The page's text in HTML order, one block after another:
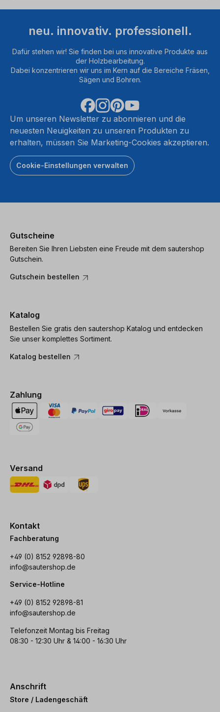
neu. innovativ. professionell.
Dafür stehen wir! Sie finden bei uns innovative Produkte aus
der Holzbearbeitung.
Dabei konzentrieren wir uns im Kern auf die Bereiche Fräsen,
Sägen und Bohren.
Um unseren Newsletter zu abonnieren und die
neuesten Neuigkeiten zu unseren Produkten zu
erhalten, müssen Sie Marketing-Cookies akzeptieren.
Cookie-Einstellungen verwalten
Gutscheine
Bereiten Sie Ihren Liebsten eine Freude mit dem sautershop
Gutschein.
Gutschein bestellen
Katalog
Bestellen Sie gratis den sautershop Katalog und entdecken
Sie unser komplettes Sortiment.
Katalog bestellen
Zahlung
Versand
Kontakt
Fachberatung
+49 (0) 8152 92898-80
info@sautershop.de
Service-Hotline
+49 (0) 8152 92898-81
info@sautershop.de
Telefonzeit Montag bis Freitag
08:30 - 12:30 Uhr & 14:00 - 16:30 Uhr
Anschrift
Store / Ladengeschäft